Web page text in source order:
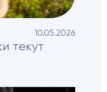
10.05.2026
текут